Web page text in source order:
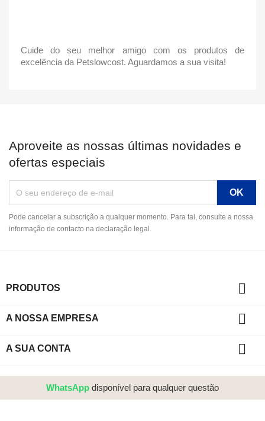
Cuide do seu melhor amigo com os produtos de
excelência da Petslowcost. Aguardamos a sua visita!
Aproveite as nossas últimas novidades e
ofertas especiais
Pode cancelar a subscrição a qualquer momento. Para tal, consulte a nossa
informação de contacto na declaração legal.
PRODUTOS 
A NOSSA EMPRESA 
A SUA CONTA 
WhatsApp disponível para qualquer questão